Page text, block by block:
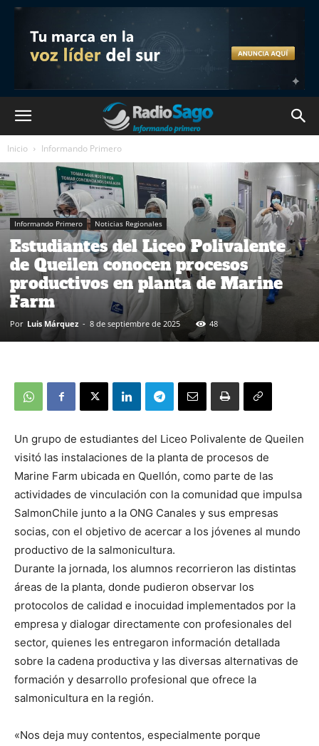
Inicio Informando Primero
Informando Primero Noticias Regionales
Estudiantes del Liceo Polivalente
de Queilen conocen procesos
productivos en planta de Marine
Farm
Por Luis Márquez - 8 de septiembre de 2025 48
Un grupo de estudiantes del Liceo Polivalente de Queilen
visitó las instalaciones de la planta de procesos de
Marine Farm ubicada en Quellón, como parte de las
actividades de vinculación con la comunidad que impulsa
SalmonChile junto a la ONG Canales y sus empresas
socias, con el objetivo de acercar a los jóvenes al mundo
productivo de la salmonicultura.
Durante la jornada, los alumnos recorrieron las distintas
áreas de la planta, donde pudieron observar los
protocolos de calidad e inocuidad implementados por la
empresa y dialogar directamente con profesionales del
sector, quienes les entregaron información detallada
sobre la cadena productiva y las diversas alternativas de
formación y desarrollo profesional que ofrece la
salmonicultura en la región.
«Nos deja muy contentos, especialmente porque